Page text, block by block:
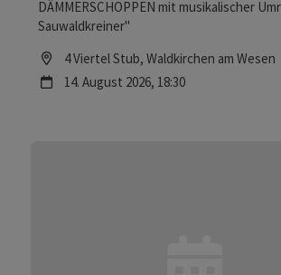
DÄMMERSCHOPPEN mit musikalischer
Sauwaldkreiner"
Location
4 Viertel Stub, Waldkirchen am Wesen
Nächster Termin
14. August 2026, 18:30